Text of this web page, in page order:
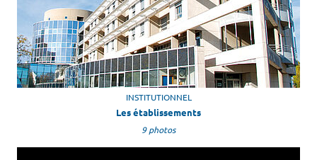
INSTITUTIONNEL
Les établissements
9 photos